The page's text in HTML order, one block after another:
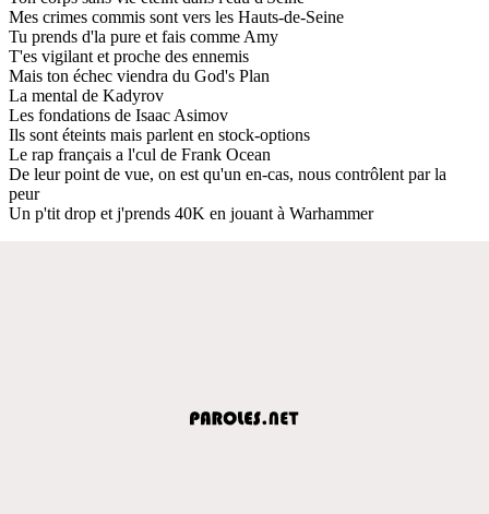
Mes crimes commis sont vers les Hauts-de-Seine
Tu prends d'la pure et fais comme Amy
T'es vigilant et proche des ennemis
Mais ton échec viendra du God's Plan
La mental de Kadyrov
Les fondations de Isaac Asimov
Ils sont éteints mais parlent en stock-options
Le rap français a l'cul de Frank Ocean
De leur point de vue, on est qu'un en-cas, nous contrôlent par la
peur
Un p'tit drop et j'prends 40K en jouant à Warhammer